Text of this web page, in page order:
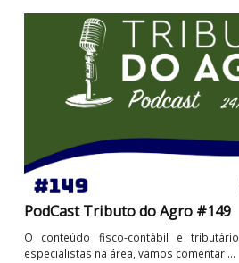
24/07/2026 Federal Podcast